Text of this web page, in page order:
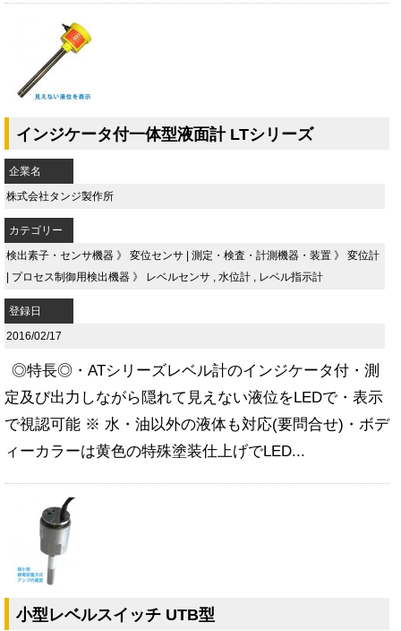
インジケータ付一体型液面計 LTシリーズ
企業名
株式会社タンジ製作所
カテゴリー
検出素子・センサ機器 》 変位センサ | 測定・検査・計測機器・装置 》 変位計
| プロセス制御用検出機器 》 レベルセンサ 水位計 レベル指示計
登録日
2016/02/17
◎特長◎・ATシリーズレベル計のインジケータ付・測
定及び出力しながら隠れて見えない液位をLEDで・表示
で視認可能 ※ 水・油以外の液体も対応(要問合せ)・ボデ
ィーカラーは黄色の特殊塗装仕上げでLED...
小型レベルスイッチ UTB型